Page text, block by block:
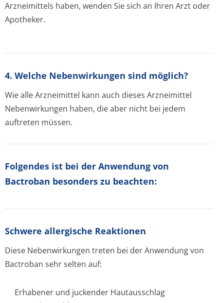
Arzneimittels haben, wenden Sie sich an Ihren Arzt oder
Apotheker.
4. Welche Nebenwirkungen sind möglich?
Wie alle Arzneimittel kann auch dieses Arzneimittel
Nebenwirkungen haben, die aber nicht bei jedem
auftreten müssen.
Folgendes ist bei der Anwendung von
Bactroban besonders zu beachten:
Schwere allergische Reaktionen
Diese Nebenwirkungen treten bei der Anwendung von
Bactroban sehr selten auf:
Erhabener und juckender Hautausschlag